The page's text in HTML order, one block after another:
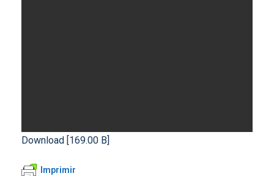
Download [169.00 B]
Imprimir